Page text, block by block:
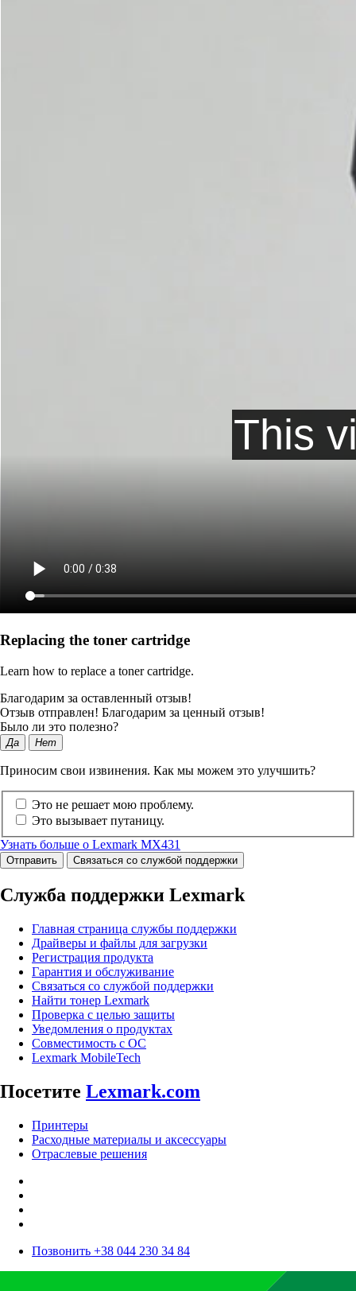
Replacing the toner cartridge
Learn how to replace a toner cartridge.
Благодарим за оставленный отзыв!
Отзыв отправлен! Благодарим за ценный отзыв!
Было ли это полезно?
Да Нет
Приносим свои извинения. Как мы можем это улучшить?
Это не решает мою проблему.
Это вызывает путаницу.
Узнать больше о Lexmark MX431
Отправить Связаться со службой поддержки
Служба поддержки Lexmark
Главная страница службы поддержки
Драйверы и файлы для загрузки
Регистрация продукта
Гарантия и обслуживание
Связаться со службой поддержки
Найти тонер Lexmark
Проверка с целью защиты
Уведомления о продуктах
Совместимость с ОС
Lexmark MobileTech
Посетите Lexmark.com
Принтеры
Расходные материалы и аксессуары
Отраслевые решения
Позвонить +38 044 230 34 84